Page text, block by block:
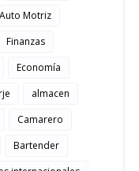
Motriz
Finanzas
Economía
almacen
Camarero
Bartender